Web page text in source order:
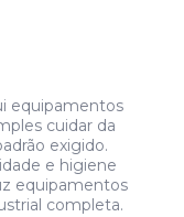
equipamentos
cuidar da
exigido.
e higiene
equipamentos
completa.